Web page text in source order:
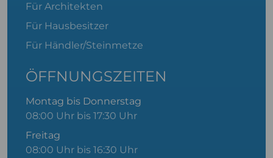
Für Architekten
Für Hausbesitzer
Für Händler/Steinmetze
ÖFFNUNGSZEITEN
Montag bis Donnerstag
08:00 Uhr bis 17:30 Uhr
Freitag
08:00 Uhr bis 16:30 Uhr